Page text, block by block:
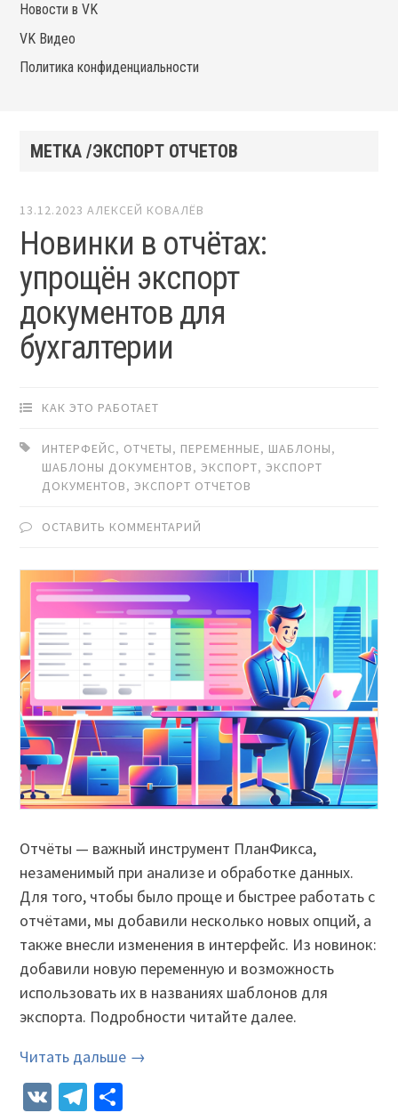
Новости в VK
VK Видео
Политика конфиденциальности
МЕТКА /ЭКСПОРТ ОТЧЕТОВ
13.12.2023 АЛЕКСЕЙ КОВАЛЁВ
Новинки в отчётах:
упрощён экспорт
документов для
бухгалтерии
КАК ЭТО РАБОТАЕТ
ИНТЕРФЕЙС, ОТЧЕТЫ, ПЕРЕМЕННЫЕ, ШАБЛОНЫ,
ШАБЛОНЫ ДОКУМЕНТОВ,ЭКСПОРТ,ЭКСПОРТ
ДОКУМЕНТОВ,ЭКСПОРТ ОТЧЕТОВ
ОСТАВИТЬ КОММЕНТАРИЙ
Отчёты — важный инструмент ПланФикса,
незаменимый при анализе и обработке данных.
Для того, чтобы было проще и быстрее работать с
отчётами, мы добавили несколько новых опций, а
также внесли изменения в интерфейс. Из новинок:
добавили новую переменную и возможность
использовать их в названиях шаблонов для
экспорта. Подробности читайте далее.
Читать дальше →
VK Telegram